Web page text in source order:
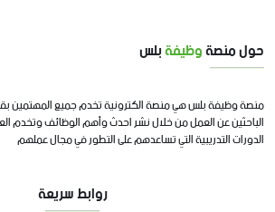
حول منصةوظيفةبلس
منصة وظيفة بلس هي منصة الكترونية تخدم جميع المهتمين
الباحثين عن العمل من خلال نشر احدث وأهم الوظائف وتخدم
الدورات التدريبية التي تساعدهم على التطور في مجال عملهم
روابط سريعة